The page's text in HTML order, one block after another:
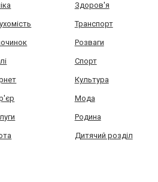
Здоров'я
Транспорт
Розваги
Спорт
Культура
Мода
Родина
Дитячий розділ